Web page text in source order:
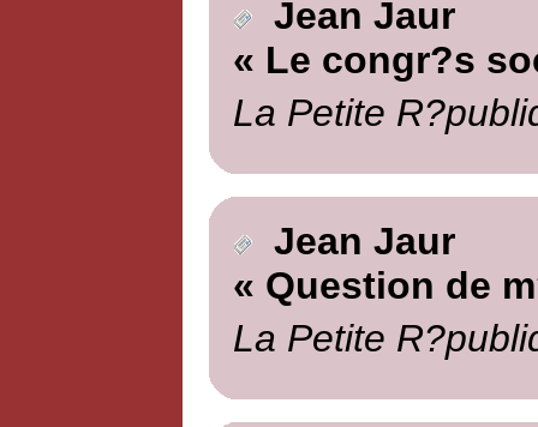
Jean Jaur
« Le congr?s
La Petite
Jean Jaur
« Question de
La Petite